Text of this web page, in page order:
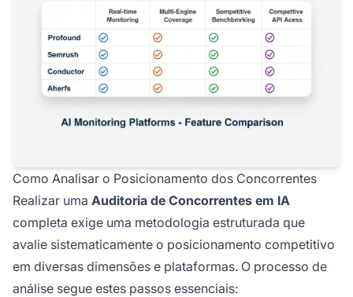
Como Analisar o Posicionamento dos Concorrentes
Realizar uma Auditoria de Concorrentes em IA
completa exige uma metodologia estruturada que
avalie sistematicamente o posicionamento competitivo
em diversas dimensões e plataformas. O processo de
análise segue estes passos essenciais: